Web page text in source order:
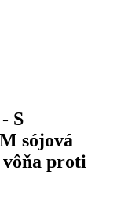
S
sójová
vôňa proti